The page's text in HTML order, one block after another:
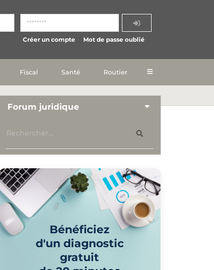
Créer un compte Mot de passe oublié
Fiscal Santé Routier
Forum juridique
Bénéficiez
d'un diagnostic
gratuit